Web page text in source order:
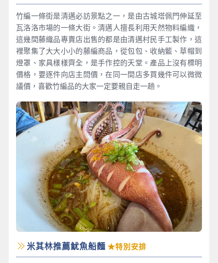
竹編一條街是清邁必訪景點之一，是由古城塔佩門伸延至
瓦洛洛市場的一條大街。清邁人擅長利用天然物料編織，
這幾間藤織品專賣店出售的都是由清邁村民手工製作，這
裡聚集了大大小小的藤編商品，從包包、收納籃、草帽到
燈罩、家具樣樣齊全，是手作控的天堂。產品上沒有標明
價格，要逐件向店主問價，在同一間店多買幾件可以微微
議價，喜歡竹編品的大家一定要親自走一趟。
米其林推薦魷魚船麵 ★特別安排